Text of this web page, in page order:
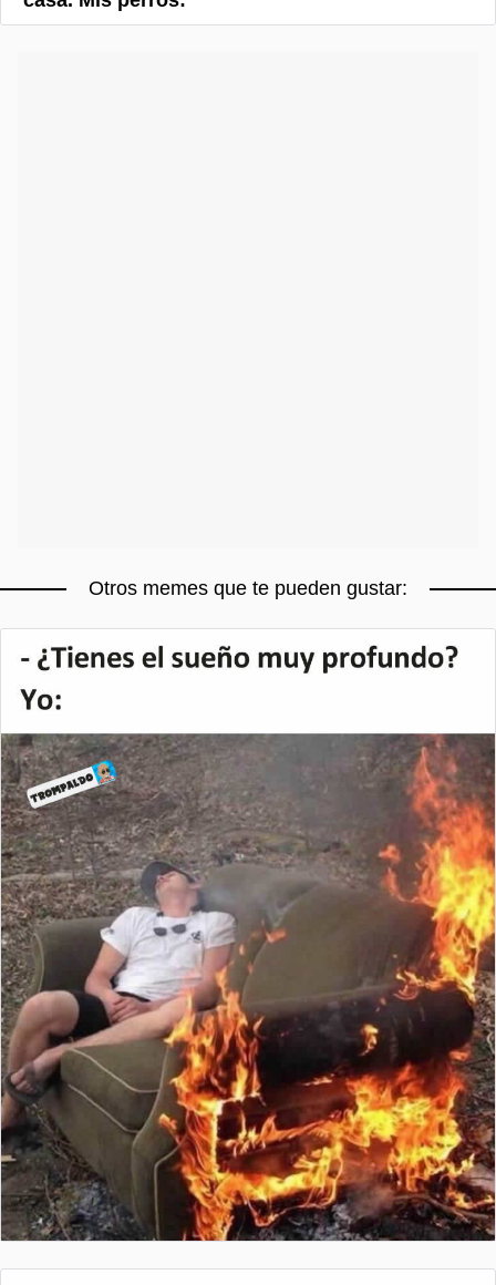
Otros memes que te pueden gustar: